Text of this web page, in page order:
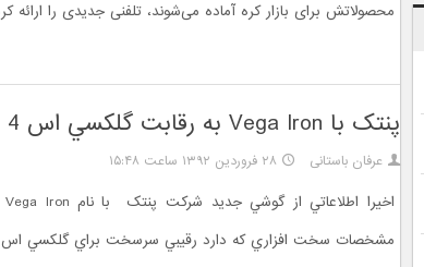
محصولاتش برای بازار کره آماده می‌شوند، تلفنی جدیدی را ارائه
پنتک با Vega Iron به رقابت گلکسي اس 4 مي آيد
عرفان باستانی ۲۸ فروردین ۱۳۹۲ ساعت ۱۵:۴۸